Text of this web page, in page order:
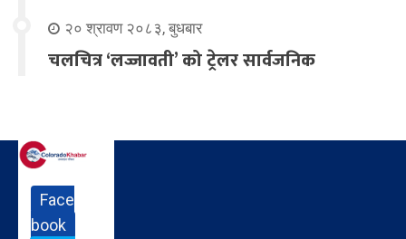
२० श्रावण २०८३, बुधबार
चलचित्र ‘लज्जावती’ को ट्रेलर सार्वजनिक
Face
book